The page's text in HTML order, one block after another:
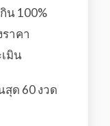
น 100%
าคา
มิน
สุด 60 งวด